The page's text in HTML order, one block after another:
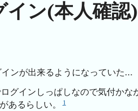
ン(本人確認)
ンが出来るようになっていた…
グインしっぱしなので気付かな
あるらしい。
1